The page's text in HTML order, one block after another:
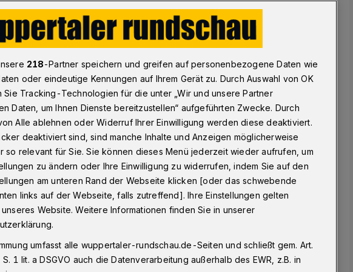
Wendepunkt: Beratung auch in englischer Sprache
nun
Sprache
der „GlückSpirale“
Wendepunkt sein Angebot: Ab
die eine psychosoziale
englischsprachige Mail-Beratung
218-Partner speichern und greifen auf personenbezogene Daten wie
oder eindeutige Kennungen auf Ihrem Gerät zu. Durch Auswahl von OK
Sie Tracking-Technologien für die unter „Wir und unsere Partner
Daten, um Ihnen Dienste bereitzustellen“ aufgeführten Zwecke. Durch
Alle ablehnen oder Widerruf Ihrer Einwilligung werden diese deaktiviert.
deaktiviert sind, sind manche Inhalte und Anzeigen möglicherweise
so relevant für Sie. Sie können dieses Menü jederzeit wieder aufrufen, um
zu ändern oder Ihre Einwilligung zu widerrufen, indem Sie auf den
am unteren Rand der Webseite klicken [oder das schwebende
links auf der Webseite, falls zutreffend]. Ihre Einstellungen gelten
Website. Weitere Informationen finden Sie in unserer
umfasst alle wuppertaler-rundschau.de-Seiten und schließt gem. Art.
1 lit. a DSGVO auch die Datenverarbeitung außerhalb des EWR, z.B. in